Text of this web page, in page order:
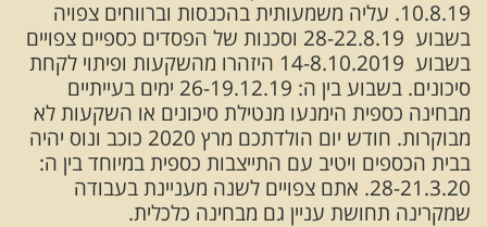
10.8.19. עליה משמעותית בהכנסות וברווחים צפויה
בשבוע 28-22.8.19 וסכנות של הפסדים כספיים צפויים
בשבוע 14-8.10.2019 היזהרו מהשקעות ופיתוי לקחת
סיכונים. בשבוע בין ה: 26-19.12.19 ימים בעייתיים
מבחינה כספית הימנעו מנטילת סיכונים או השקעות לא
מבוקרות. חודש יום הולדתכם מרץ 2020 כוכב ונוס יהיה
בבית הכספים ויטיב עם התייצבות כספית במיוחד בין ה:
28-21.3.20. אתם צפויים לשנה מעניינת בעבודה
שמקרינה תחושת עניין גם מבחינה כלכלית.